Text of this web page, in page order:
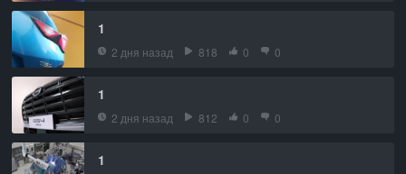
1
2 дня назад 818 0 0
1
2 дня назад 812 0 0
1